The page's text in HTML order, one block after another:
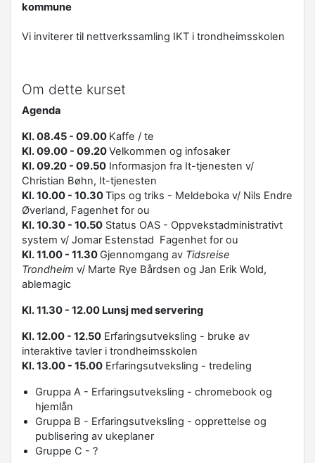
kommune
Vi inviterer til nettverkssamling IKT i trondheimsskolen
Om dette kurset
Agenda
Kl. 08.45 - 09.00 Kaffe / te
Kl. 09.00 - 09.20Velkommen og infosaker
Kl. 09.20 - 09.50 Informasjon fra It-tjenesten v/
Christian Bøhn, It-tjenesten
Kl. 10.00 - 10.30Tips og triks - Meldeboka v/ Nils Endre
Øverland, Fagenhet for ou
Kl. 10.30 - 10.50 Status OAS - Oppvekstadministrativt
system v/ Jomar Estenstad Fagenhet for ou
Kl. 11.00 - 11.30 Gjennomgang av Tidsreise
Trondheim v/ Marte Rye Bårdsen og Jan Erik Wold,
ablemagic
Kl. 11.30 - 12.00 Lunsj med servering
Kl. 12.00 - 12.50 Erfaringsutveksling - bruke av
interaktive tavler i trondheimsskolen
Kl. 13.00 - 15.00 Erfaringsutveksling - tredeling
Gruppa A - Erfaringsutveksling - chromebook og
hjemlån
Gruppa B - Erfaringsutveksling - opprettelse og
publisering av ukeplaner
Gruppe C - ?